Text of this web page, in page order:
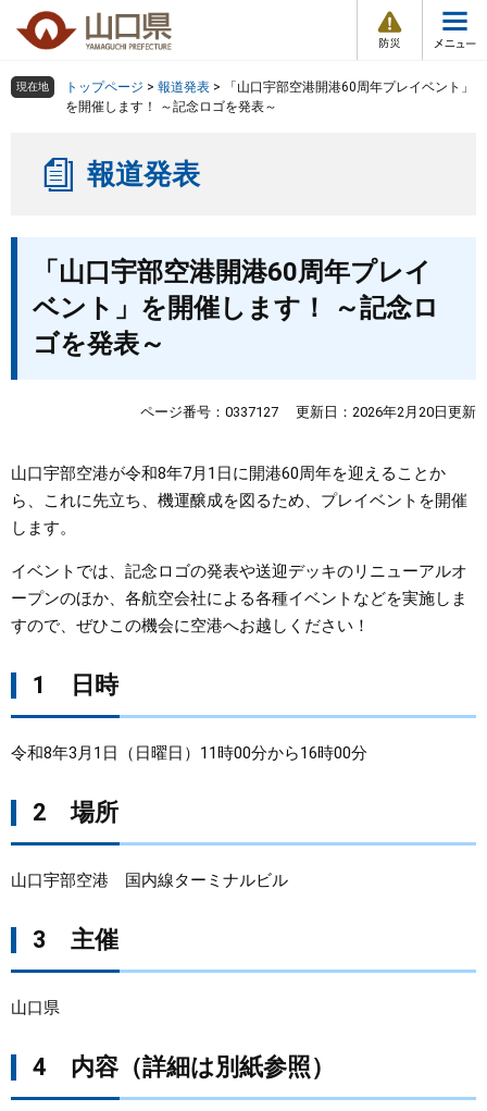
の
ー
情
報
メ
ュ
組織で探す
くらし・環境
健康・福祉
教育・文化・スポーツ
しごと・産業・観光
まちづくり
県政情報
検索の仕方 組織で探す
現在地 トップページ > 報道発表 >
「山口宇部空港開港60周年プレイベント」
を開催します！ ～記念ロゴを発表～
報道発表
「山口宇部空港開港60周年プレイ
ベント」を開催します！ ～記念ロ
ゴを発表～
ページ番号：0337127 更新日：2026年2月20日更新
山口宇部空港が令和8年7月1日に開港60周年を迎えることか
ら、これに先立ち、機運醸成を図るため、プレイベントを開催
します。
イベントでは、記念ロゴの発表や送迎デッキのリニューアルオ
ープンのほか、各航空会社による各種イベントなどを実施しま
すので、ぜひこの機会に空港へお越しください！
1 日時
令和8年3月1日（日曜日）11時00分から16時00分
2 場所
山口宇部空港 国内線ターミナルビル
3 主催
山口県
4 内容（詳細は別紙参照）